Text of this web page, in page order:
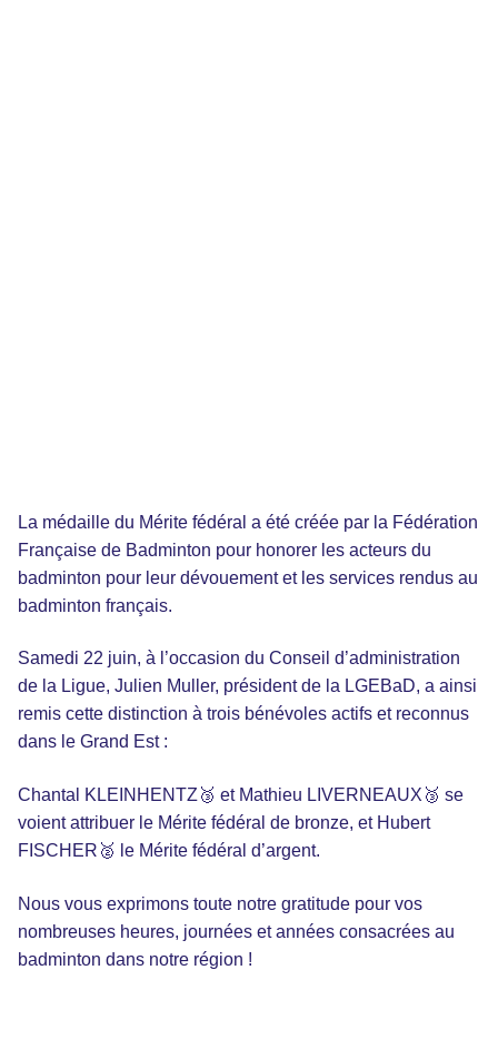
La médaille du Mérite fédéral a été créée par la Fédération
Française de Badminton pour honorer les acteurs du
badminton pour leur dévouement et les services rendus au
badminton français.
Samedi 22 juin, à l’occasion du Conseil d’administration
de la Ligue, Julien Muller, président de la LGEBaD, a ainsi
remis cette distinction à trois bénévoles actifs et reconnus
dans le Grand Est :
Chantal KLEINHENTZ🥉 et Mathieu LIVERNEAUX🥉 se
voient attribuer le Mérite fédéral de bronze, et Hubert
FISCHER🥈 le Mérite fédéral d’argent.
Nous vous exprimons toute notre gratitude pour vos
nombreuses heures, journées et années consacrées au
badminton dans notre région !